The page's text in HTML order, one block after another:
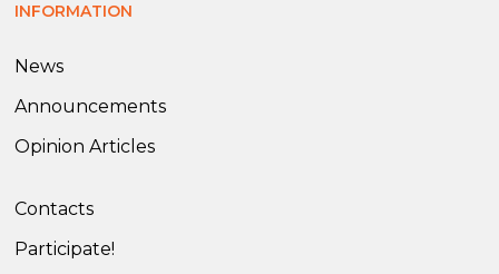
INFORMATION
News
Announcements
Opinion Articles
Contacts
Participate!